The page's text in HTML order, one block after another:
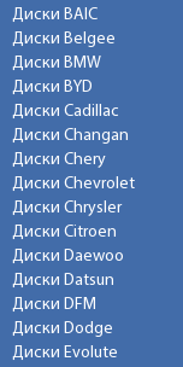
Диски BAIC
Диски Belgee
Диски BMW
Диски BYD
Диски Cadillac
Диски Changan
Диски Chery
Диски Chevrolet
Диски Chrysler
Диски Citroen
Диски Daewoo
Диски Datsun
Диски DFM
Диски Dodge
Диски Evolute